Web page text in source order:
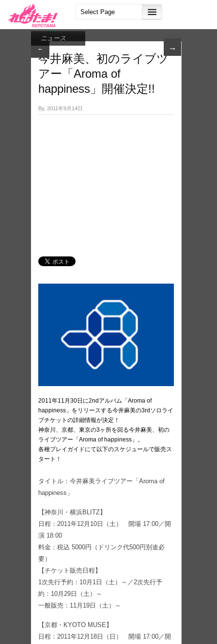
← →
ニュース
今井麻美、初のライブツ
アー「Aroma of
happiness」開催決定!!
By, 2011年9月14日
2011年11月30日に2ndアルバム「Aroma of
happiness」をリリースする今井麻美の3rdソロライ
ブチケットの詳細情報が決定！
神奈川、京都、東京の3ヶ所を回る今井麻美、初の
ライブツアー「Aroma of happiness」。
各種プレイガイドにて以下のスケジュールで販売ス
タート！
タイトル：今井麻美ライブツアー「Aroma of
happiness」
【神奈川・横浜BLITZ】
日程：2011年12月10日（土） 開場 17:00／開
演 18:00
料金：税込 5000円（ドリンク代500円別途必
要）
【チケット販売日程】
1次先行予約：10月1日（土）～／2次先行予
約：10月29日（土）～
一般販売：11月19日（土）～
【京都・KYOTO MUSE】
日程：2011年12月18日（日） 開場 17:00／開